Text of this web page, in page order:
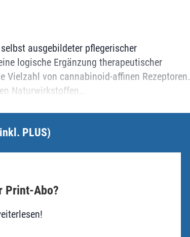
ausgebildeter pflegerischer
logische Ergänzung therapeutischer
Vielzahl von cannabinoid-affinen Rezeptoren.
Naturwirkstoffen...
PLUS)
Print-Abo?